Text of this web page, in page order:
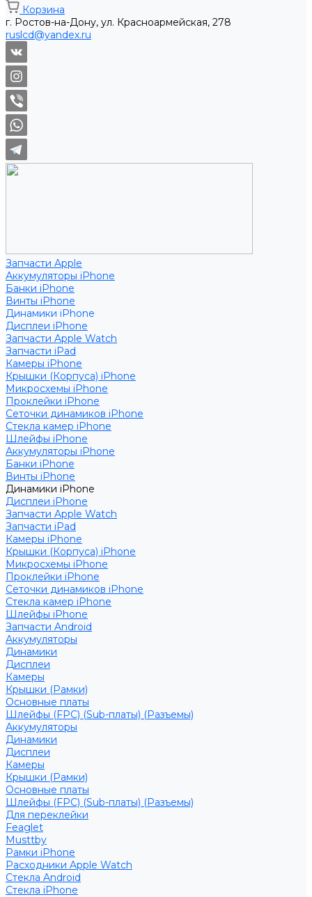
Корзина
г. Ростов-на-Дону, ул. Красноармейская, 278
ruslcd@yandex.ru
Запчасти Apple
Аккумуляторы iPhone
Банки iPhone
Винты iPhone
Динамики iPhone
Дисплеи iPhone
Запчасти Apple Watch
Запчасти iPad
Камеры iPhone
Крышки (Корпуса) iPhone
Микросхемы iPhone
Проклейки iPhone
Сеточки динамиков iPhone
Стекла камер iPhone
Шлейфы iPhone
Аккумуляторы iPhone
Банки iPhone
Винты iPhone
Динамики iPhone
Дисплеи iPhone
Запчасти Apple Watch
Запчасти iPad
Камеры iPhone
Крышки (Корпуса) iPhone
Микросхемы iPhone
Проклейки iPhone
Сеточки динамиков iPhone
Стекла камер iPhone
Шлейфы iPhone
Запчасти Android
Аккумуляторы
Динамики
Дисплеи
Камеры
Крышки (Рамки)
Основные платы
Шлейфы (FPC) (Sub-платы) (Разъемы)
Аккумуляторы
Динамики
Дисплеи
Камеры
Крышки (Рамки)
Основные платы
Шлейфы (FPC) (Sub-платы) (Разъемы)
Для переклейки
Feaglet
Musttby
Рамки iPhone
Расходники Apple Watch
Стекла Android
Стекла iPhone